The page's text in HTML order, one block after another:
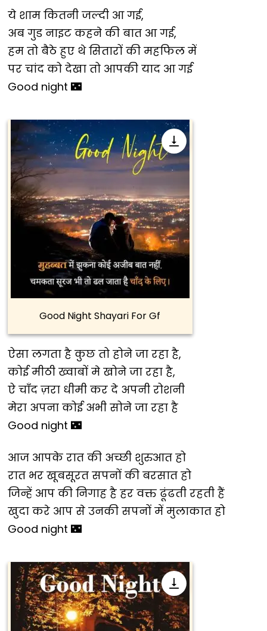
ये शाम कितनी जल्दी आ गई,
अब गुड नाइट कहने की बात आ गई,
हम तो बैठे हुए थे सितारों की महफिल में
पर चांद को देखा तो आपकी याद आ गई
Good night 🌃
Good Night Shayari For Gf
ऐसा लगता है कुछ तो होने जा रहा है,
कोई मीठी ख्वाबों मे खोने जा रहा है,
ऐ चाँद ज़रा धीमी कर दे अपनी रोशनी
मेरा अपना कोई अभी सोने जा रहा है
Good night 🌃
आज आपके रात की अच्छी शुरुआत हो
रात भर खूबसूरत सपनों की बरसात हो
जिन्हें आप की निगाह है हर वक्त ढूंढती रहती हैं
खुदा करे आप से उनकी सपनों में मुलाकात हो
Good night 🌃